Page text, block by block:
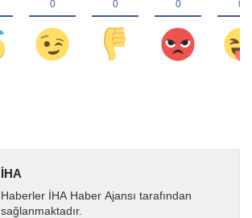
İHA
Haberler İHA Haber Ajansı tarafından
sağlanmaktadır.